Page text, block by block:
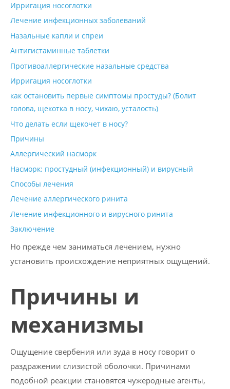
Ирригация носоглотки
Лечение инфекционных заболеваний
Назальные капли и спреи
Антигистаминные таблетки
Противоаллергические назальные средства
Ирригация носоглотки
как остановить первые симптомы простуды? (Болит
голова, щекотка в носу, чихаю, усталость)
Что делать если щекочет в носу?
Причины
Аллергический насморк
Насморк: простудный (инфекционный) и вирусный
Способы лечения
Лечение аллергического ринита
Лечение инфекционного и вирусного ринита
Заключение
Но прежде чем заниматься лечением, нужно
установить происхождение неприятных ощущений.
Причины и
механизмы
Ощущение свербения или зуда в носу говорит о
раздражении слизистой оболочки. Причинами
подобной реакции становятся чужеродные агенты,